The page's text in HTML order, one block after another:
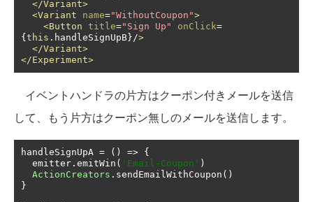
</Variant>
<Variant
name="WithoutCoupon">
<Button title="Sign Up" onClick=
{ this . handleSignUpB }/>
</Variant>
</Experiment>
イベントハンドラの片方はクーポン付きメールを送信
して、もう片方はクーポン無しのメールを送信します。
handleSignUpA = () => {
  emitter
. emitWin ( 'Email-Coupon' )
ActionCreators . sendEmailWithCoupon ()
}